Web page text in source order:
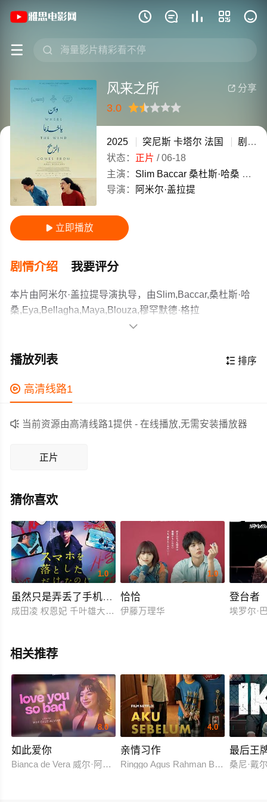
    
 
《风来之所》(2025)突尼斯 / 卡塔尔 /
 分享
风来之所
3.0
推荐力荐
2025 突尼斯 卡塔尔 法国
剧情
状态： 正片 /06-18
主演： Slim Baccar 桑杜斯·哈桑 Eya
导演：
阿米尔·盖拉提
 立即播放
剧情介绍 我要评分
本片由阿米尔·盖拉提导演执导，由Slim,Baccar,桑杜斯·哈
桑,Eya,Bellagha,Maya,Blouza,穆罕默德·格拉
亚,Lassaad,Jamoussi,Saoussen,Maalej,Lobna,Noomene
好者和观众们都期待不已。
和年幼妹妹的照顾者。她只想逃离自己的责任以及身边的
风。尽管他有文凭，却仍然失业，这让他觉得自己对不起
家人。两人都用幽默和想象力来逃避艰苦的生活。梅赫迪
讲述并绘制超现实主义的故事，而阿丽莎则尽可能地重新
比赛可能会改变他们的生活时，他们偷了一辆车，开始了
一场疯狂的公路旅行。他们的友谊经受了考验，他们发现
但他们
作为一部 上映的剧情电影，在当期同类题材影片中具有一
定的看点，在演员表现和剧情架构上也都有不错的亮点，
剧情紧凑，角色塑造鲜明，适合喜欢剧情类电影的观众观

 排序
播放列表
 高清线路1
 当前资源由高清线路1提供 - 在线播放,无需安装播放器
正片
猜你喜欢
1.0
虽然只是弄丢了手机 最终章 最后的黑客游戏
成田凌 权恩妃 千叶雄大 井浦新 田中圭 白石麻衣 原田泰造 大
1.0
恰恰
伊藤万理华
登台者
埃罗尔·
相关推荐
8.0
如此爱你
Bianca de Vera 威尔·阿什利·德莱昂
4.0
亲情习作
Ringgo Agus Rahman Bima Sena
最后王
桑尼·戴